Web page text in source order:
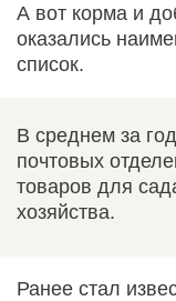
А вот корма и
оказались
список.
В среднем за
почтовых
товаров для
хозяйства.
Ранее стал